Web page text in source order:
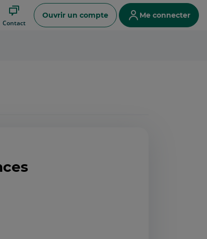
Contact
Ouvrir un compte Me connecter